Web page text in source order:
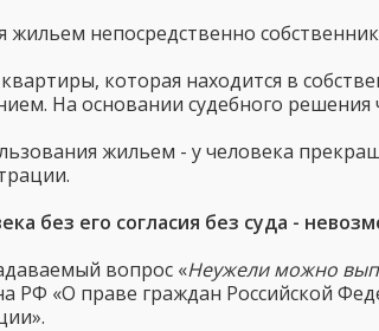
жильем непосредственно
которая находится в
На основании судебного решения
жильем - у человека
без его согласия без суда -
вопрос «Неужели можно
РФ «О праве граждан Российской